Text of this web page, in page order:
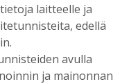
laitteelle ja
edellä
avulla
ja mainonnan